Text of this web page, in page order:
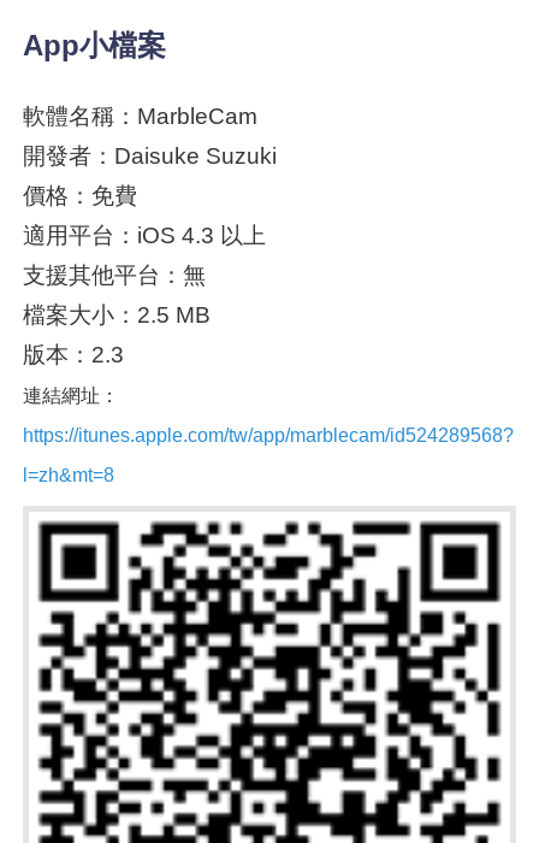
App小檔案
軟體名稱：MarbleCam
開發者：Daisuke Suzuki
價格：免費
適用平台：iOS 4.3 以上
支援其他平台：無
檔案大小：2.5 MB
版本：2.3
連結網址：
https://itunes.apple.com/tw/app/marblecam/id524289568?
l=zh&mt=8